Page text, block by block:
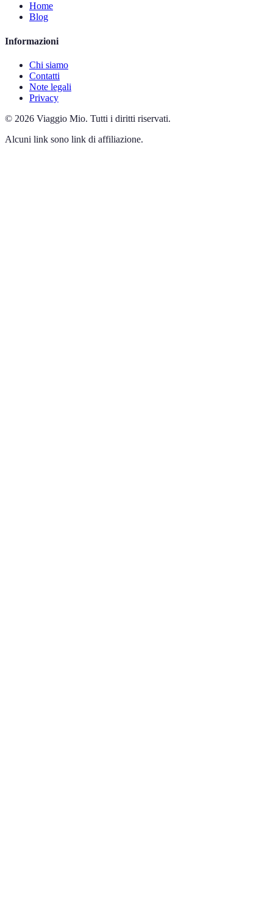
Home
Blog
Informazioni
Chi siamo
Contatti
Note legali
Privacy
© 2026 Viaggio Mio. Tutti i diritti riservati.
Alcuni link sono link di affiliazione.